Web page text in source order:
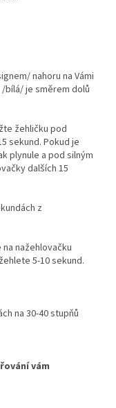
nahoru na Vámi
bílá/ je směrem dolů
žehličku pod
sekund. Pokud je
plynule a pod silným
dalších 15
z
nažehlovačku
5-10 sekund.
na 30-40 stupňů
vám